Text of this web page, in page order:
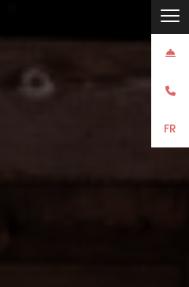


FR